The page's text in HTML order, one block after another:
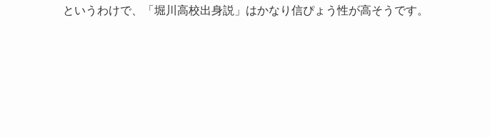
というわけで、「堀川高校出身説」はかなり信ぴょう性が高そうです。